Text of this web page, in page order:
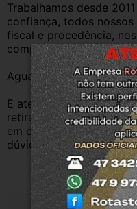
Trabalhamos desde
confiança, todos
fiscal e procedência,
compramos Somente
Aguardamos sua
E atenderemos o
retirar na nossa loja
em contato com a
dúvidas.